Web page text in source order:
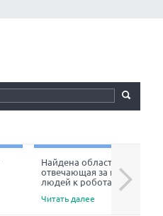
Найдена область мозга,
отвечающая за неприязнь
людей к роботам
Читать далее
Next